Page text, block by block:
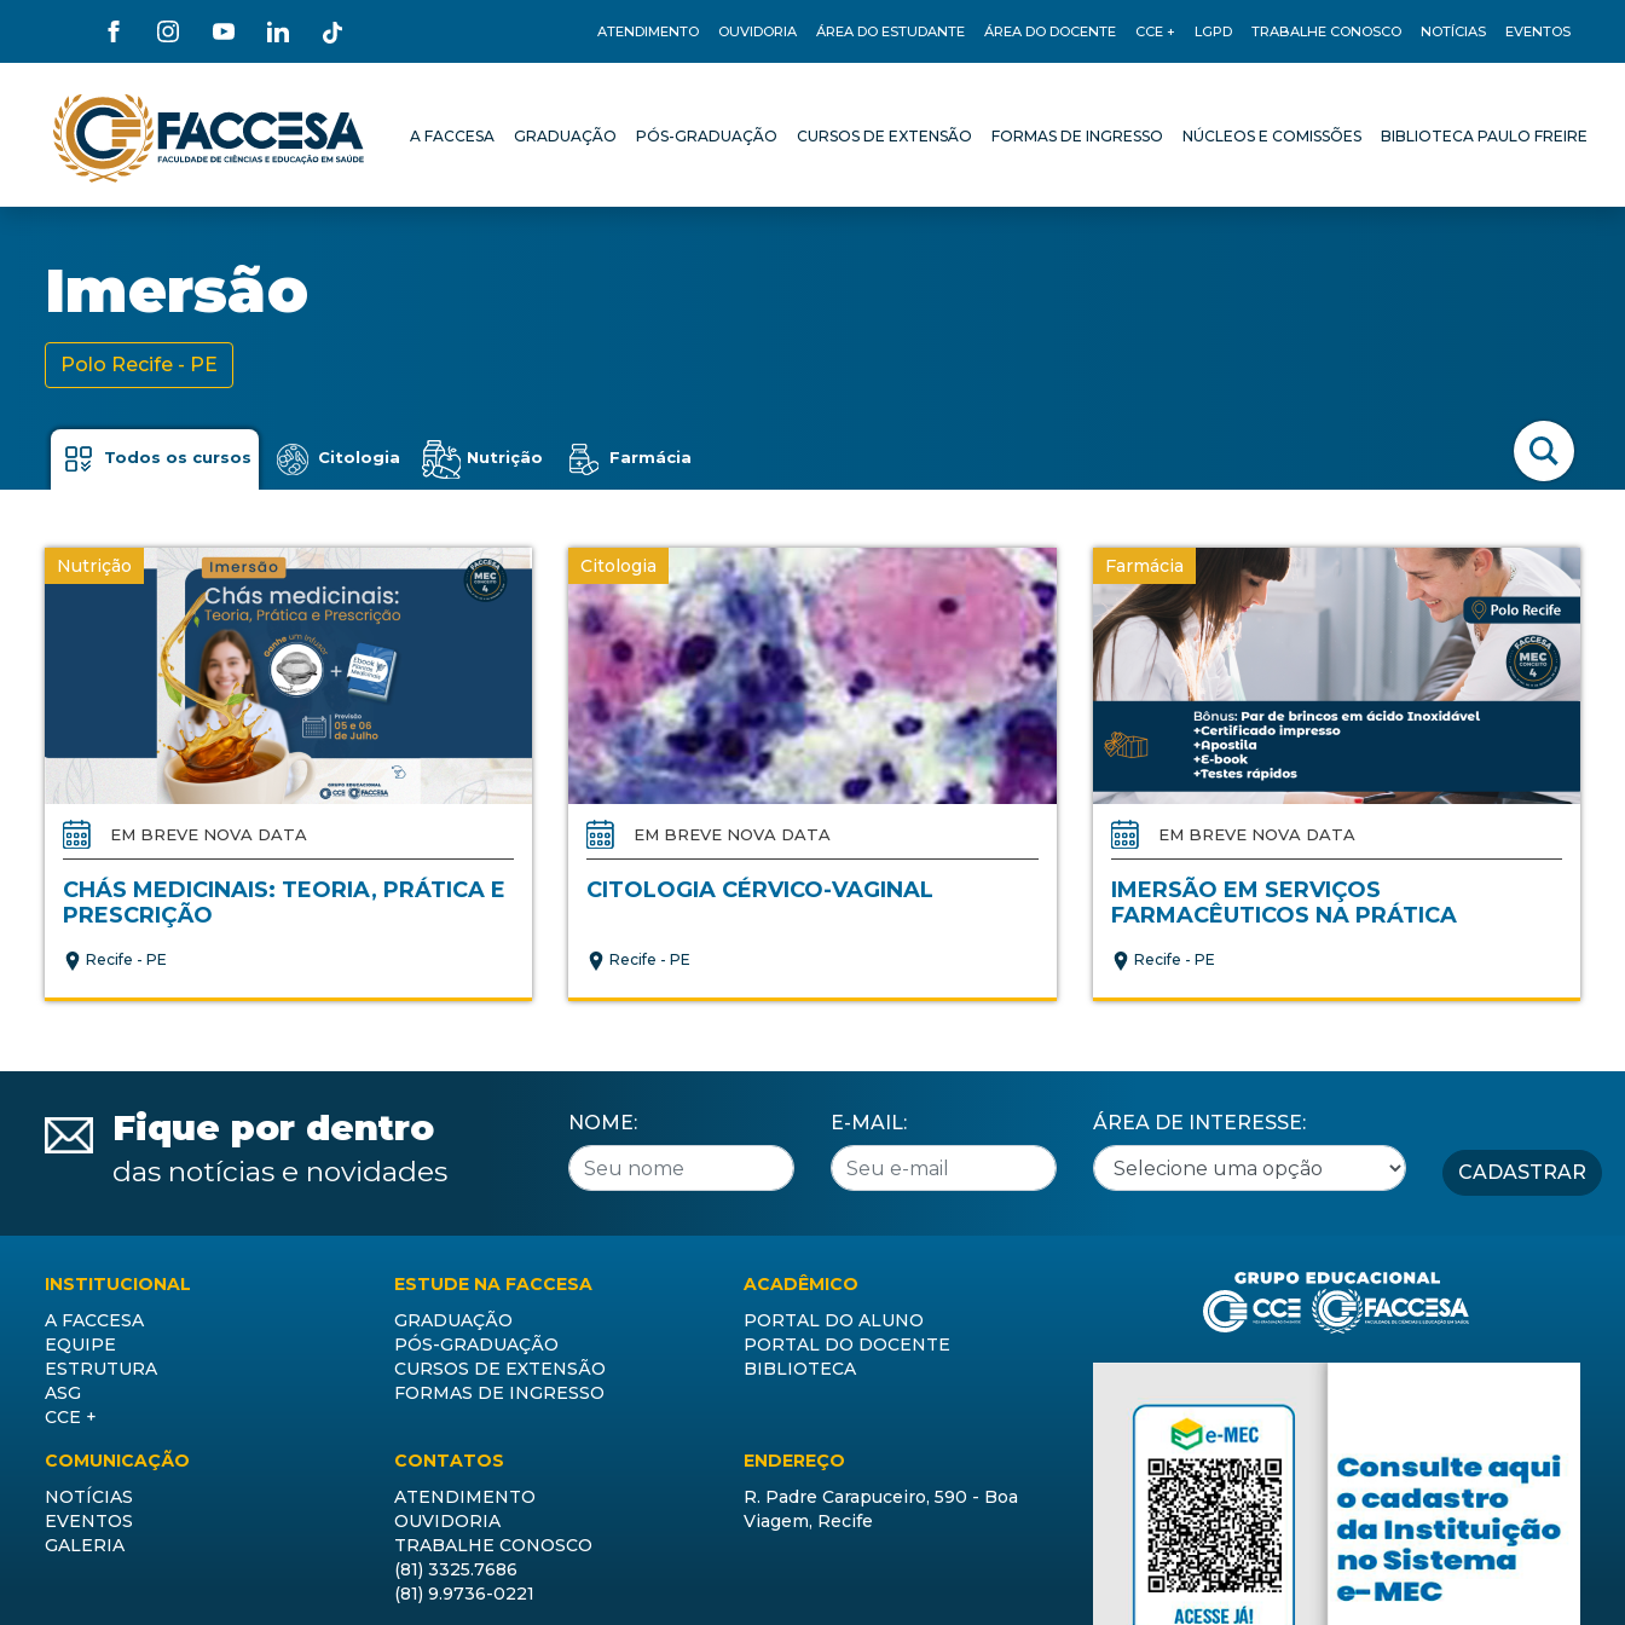
ATENDIMENTO OUVIDORIA ÁREA DO ESTUDANTE ÁREA DO DOCENTE CCE + LGPD TRABALHE CONOSCO NOTÍCIAS EVENTOS
A FACCESA
GRADUAÇÃO
PÓS-GRADUAÇÃO
CURSOS DE EXTENSÃO
FORMAS DE INGRESSO
NÚCLEOS E COMISSÕES
BIBLIOTECA PAULO FREIRE
Imersão
Polo Recife - PE
Todos os cursos Citologia Nutrição Farmácia
Nutrição
EM BREVE NOVA DATA
CHÁS MEDICINAIS: TEORIA, PRÁTICA E
PRESCRIÇÃO
Recife - PE
Citologia
EM BREVE NOVA DATA
CITOLOGIA CÉRVICO-VAGINAL
Recife - PE
Farmácia
EM BREVE NOVA DATA
IMERSÃO EM SERVIÇOS
FARMACÊUTICOS NA PRÁTICA
Recife - PE
Fique por dentro
das notícias e novidades
NOME: E-MAIL: ÁREA DE INTERESSE:
CADASTRAR
INSTITUCIONAL
A FACCESA
EQUIPE
ESTRUTURA
ASG
CCE +
ESTUDE NA FACCESA
GRADUAÇÃO
PÓS-GRADUAÇÃO
CURSOS DE EXTENSÃO
FORMAS DE INGRESSO
ACADÊMICO
PORTAL DO ALUNO
PORTAL DO DOCENTE
BIBLIOTECA
COMUNICAÇÃO
NOTÍCIAS
EVENTOS
GALERIA
CONTATOS
ATENDIMENTO
OUVIDORIA
TRABALHE CONOSCO
(81) 3325.7686
(81) 9.9736-0221
ENDEREÇO
R. Padre Carapuceiro, 590 - Boa
Viagem, Recife